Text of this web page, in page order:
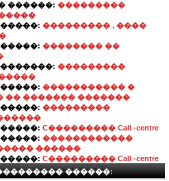
������: ���������
��������� , ����
�������� ��
���������
����������� �
�� ������� �������
���������
C��������� Call -centre
������������
������
C��������� Call -centre
������: